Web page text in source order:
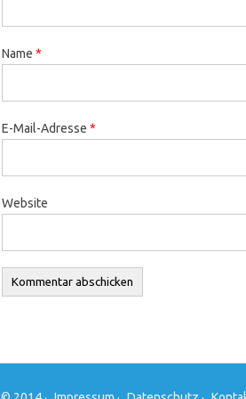
Name *
E-Mail-Adresse *
Website